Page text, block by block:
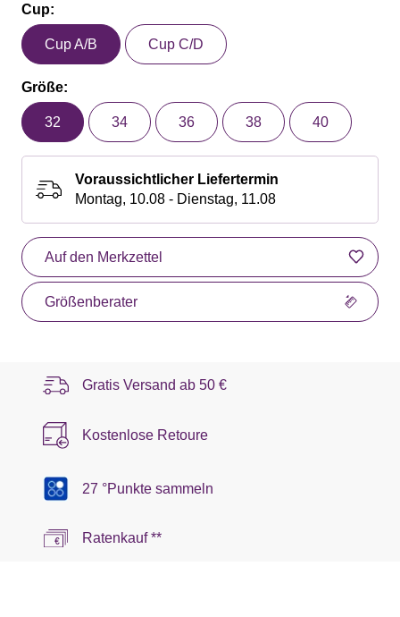
Cup:
Cup A/B Cup C/D
Größe:
32 34 36 38 40
Voraussichtlicher Liefertermin
Montag, 10.08 - Dienstag, 11.08
Auf den Merkzettel
Größenberater
Gratis Versand ab 50 €
Kostenlose Retoure
27 °Punkte sammeln
Ratenkauf **